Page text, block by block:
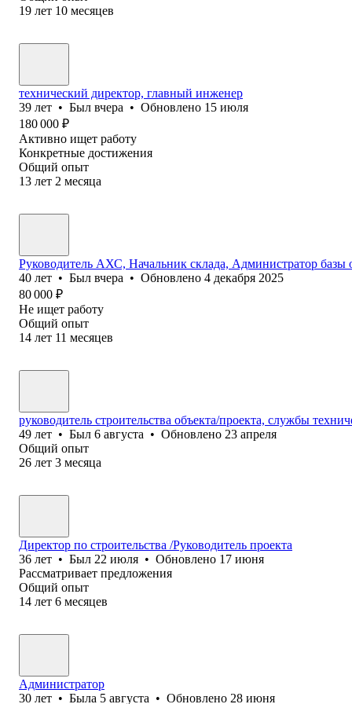
19 лет 10 месяцев
технический директор, главный инженер
39 лет • Был вчера • Обновлено 15 июля
180 000 ₽
Активно ищет работу
Конкретные достижения
Общий опыт
13 лет 2 месяца
Руководитель АХС, Начальник склада, Администратор базы
40 лет • Был вчера • Обновлено 4 декабря 2025
80 000 ₽
Не ищет работу
Общий опыт
14 лет 11 месяцев
руководитель строительства объекта/проекта, службы
49 лет • Был 6 августа • Обновлено 23 апреля
Общий опыт
26 лет 3 месяца
Директор по строительства /Руководитель проекта
36 лет • Был 22 июля • Обновлено 17 июня
Рассматривает предложения
Общий опыт
14 лет 6 месяцев
Администратор
30 лет • Была 5 августа • Обновлено 28 июня